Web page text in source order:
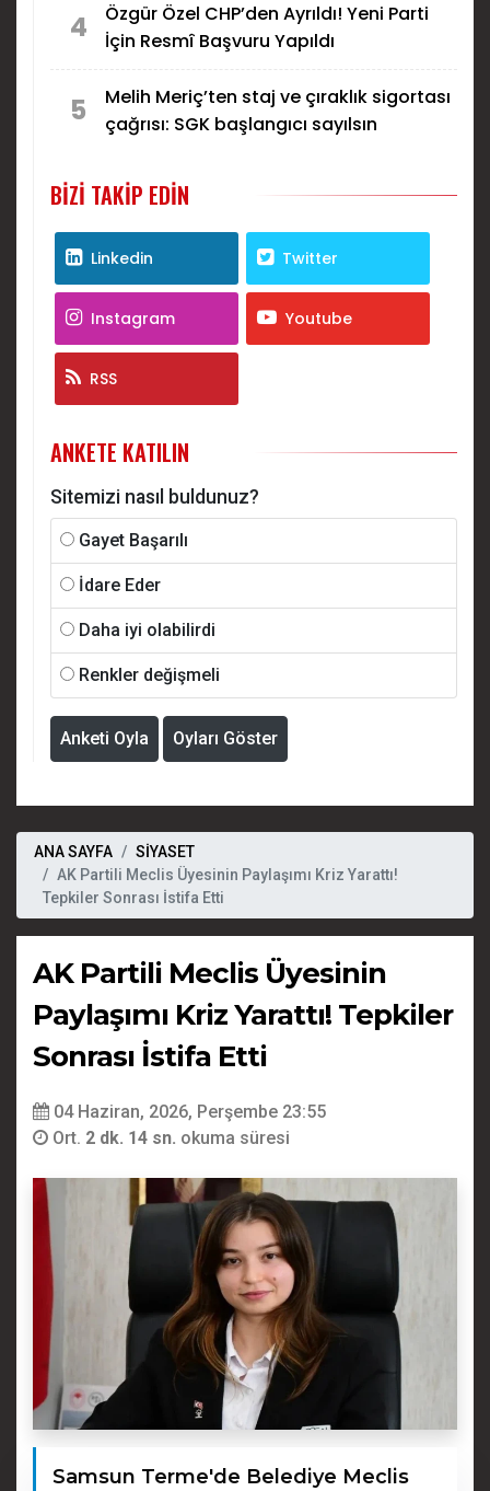
4
Özgür Özel CHP’den Ayrıldı! Yeni Parti
İçin Resmî Başvuru Yapıldı
5
Melih Meriç’ten staj ve çıraklık sigortası
çağrısı: SGK başlangıcı sayılsın
BIZI TAKIP EDIN
Linkedin Twitter
Instagram Youtube
RSS
ANKETE KATILIN
Sitemizi nasıl buldunuz?
Gayet Başarılı
İdare Eder
Daha iyi olabilirdi
Renkler değişmeli
Anketi Oyla Oyları Göster
ANA SAYFA
SİYASET
AK Partili Meclis Üyesinin Paylaşımı Kriz Yarattı!
Tepkiler Sonrası İstifa Etti
AK Partili Meclis Üyesinin
Paylaşımı Kriz Yarattı! Tepkiler
Sonrası İstifa Etti
04 Haziran, 2026, Perşembe 23:55
Ort. 2 dk. 14 sn. okuma süresi
Samsun Terme'de Belediye Meclis